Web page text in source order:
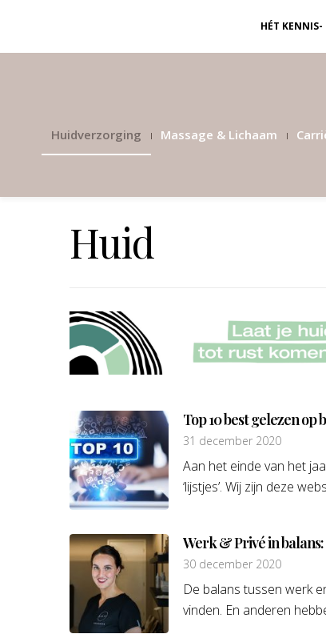
HÉT KENNIS-
Huidverzorging Massage & Lichaam
Huid
Top 10 best gelezen
31 december 2020
Aan het einde van het
‘lijstjes’. Wij zijn deze
Werk & Privé in
30 december 2020
De balans tussen werk
vinden. En anderen